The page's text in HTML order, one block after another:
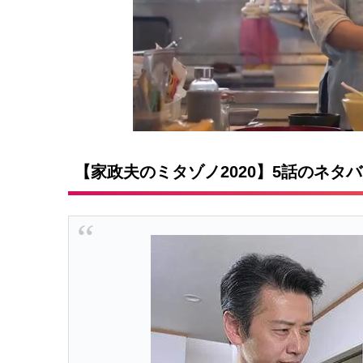
【家政夫のミタゾノ2020】5話のネタ